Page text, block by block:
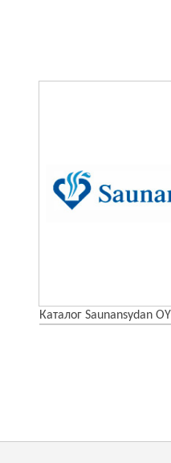
Каталог Saunansydan OY